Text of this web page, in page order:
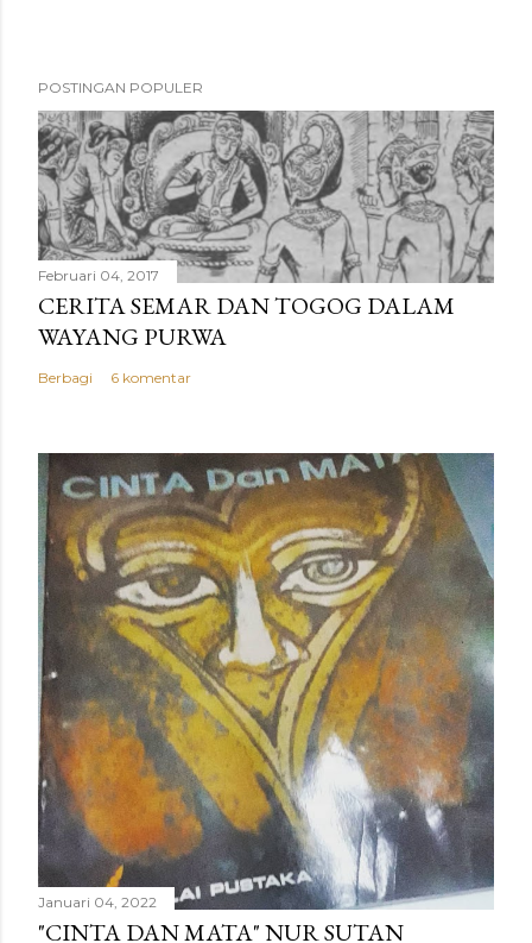
POSTINGAN POPULER
Februari 04, 2017
CERITA SEMAR DAN TOGOG DALAM
WAYANG PURWA
Berbagi 6 komentar
Januari 04, 2022
"CINTA DAN MATA" NUR SUTAN